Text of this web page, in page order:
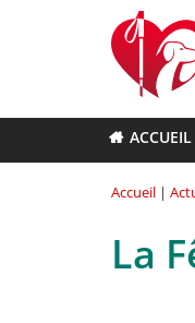
ACCUEIL
Accueil |
La